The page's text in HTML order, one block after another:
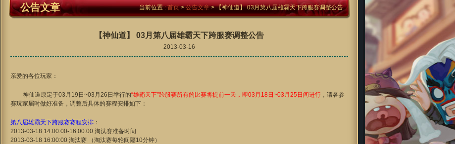
公告文章 当前位置 :首页>公告文章> 【神仙道】 03月第八届雄霸天下跨服赛调整公告
【神仙道】 03月第八届雄霸天下跨服赛调整公告
2013-03-16
亲爱的各位玩家：
神仙道原定于03月19日~03月26日举行的“雄霸天下”跨服赛所有的比赛将提前一天，即03月18日~03月25日间进行 ，请各参
赛玩家届时做好准备，调整后具体的赛程安排如下：
第八届雄霸天下跨服赛赛程安排 ：
2013-03-18 14:00:00-16:00:00 淘汰赛准备时间
2013-03-18 16:00:00 淘汰赛 （淘汰赛每轮间隔10分钟）